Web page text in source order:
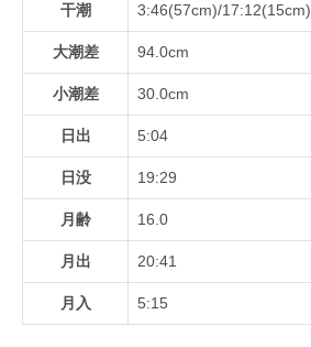
干潮 3:46(57cm)/17:12(15cm)
大潮差 94.0cm
小潮差 30.0cm
日出 5:04
日没 19:29
月齢 16.0
月出 20:41
月入 5:15